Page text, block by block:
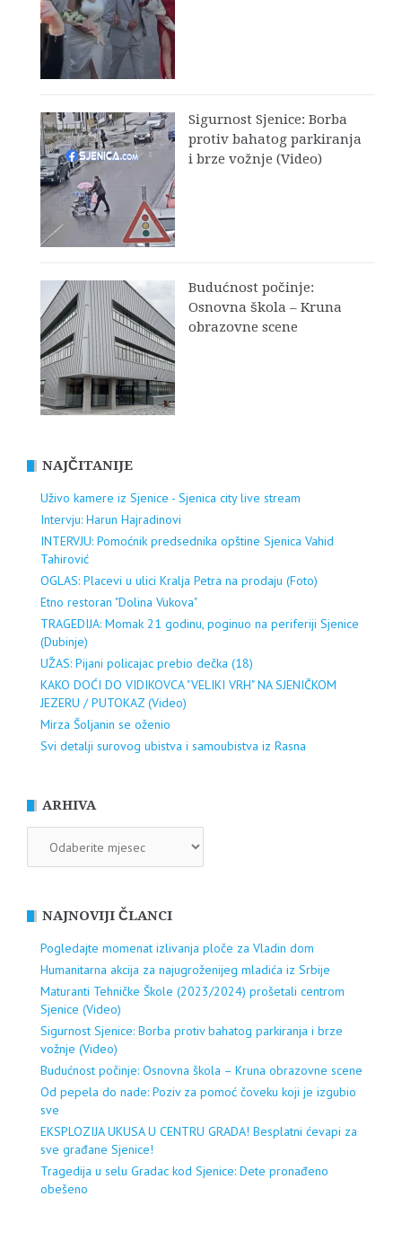
Sigurnost Sjenice: Borba
protiv bahatog parkiranja
i brze vožnje (Video)
Budućnost počinje:
Osnovna škola – Kruna
obrazovne scene
NAJČITANIJE
Uživo kamere iz Sjenice - Sjenica city live stream
Intervju: Harun Hajradinovi
INTERVJU: Pomoćnik predsednika opštine Sjenica Vahid
Tahirović
OGLAS: Placevi u ulici Kralja Petra na prodaju (Foto)
Etno restoran "Dolina Vukova"
TRAGEDIJA: Momak 21 godinu, poginuo na periferiji Sjenice
(Dubinje)
UŽAS: Pijani policajac prebio dečka (18)
KAKO DOĆI DO VIDIKOVCA "VELIKI VRH" NA SJENIČKOM
JEZERU / PUTOKAZ (Video)
Mirza Šoljanin se oženio
Svi detalji surovog ubistva i samoubistva iz Rasna
ARHIVA
NAJNOVIJI ČLANCI
Pogledajte momenat izlivanja ploče za Vladin dom
Humanitarna akcija za najugroženijeg mladića iz Srbije
Maturanti Tehničke Škole (2023/2024) prošetali centrom
Sjenice (Video)
Sigurnost Sjenice: Borba protiv bahatog parkiranja i brze
vožnje (Video)
Budućnost počinje: Osnovna škola – Kruna obrazovne scene
Od pepela do nade: Poziv za pomoć čoveku koji je izgubio
sve
EKSPLOZIJA UKUSA U CENTRU GRADA! Besplatni ćevapi za
sve građane Sjenice!
Tragedija u selu Gradac kod Sjenice: Dete pronađeno
obešeno